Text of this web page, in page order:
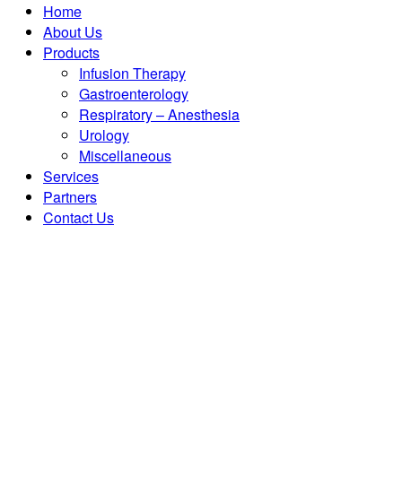
Home
About Us
Products
Infusion Therapy
Gastroenterology
Respiratory – Anesthesia
Urology
Miscellaneous
Services
Partners
Contact Us